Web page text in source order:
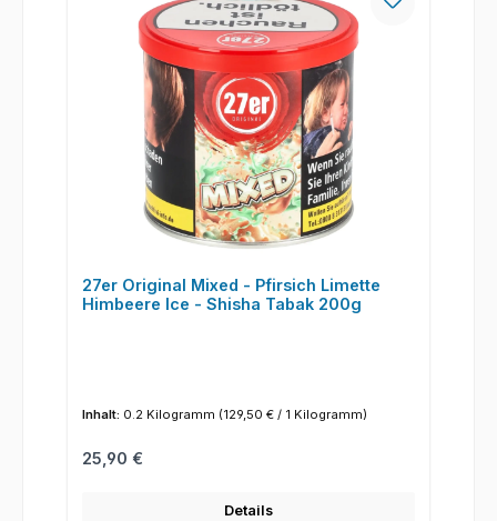
27er Original Mixed - Pfirsich Limette
Himbeere Ice - Shisha Tabak 200g
Inhalt: 0.2 Kilogramm (129,50 € / 1 Kilogramm)
Regulärer Preis:
25,90 €
Details